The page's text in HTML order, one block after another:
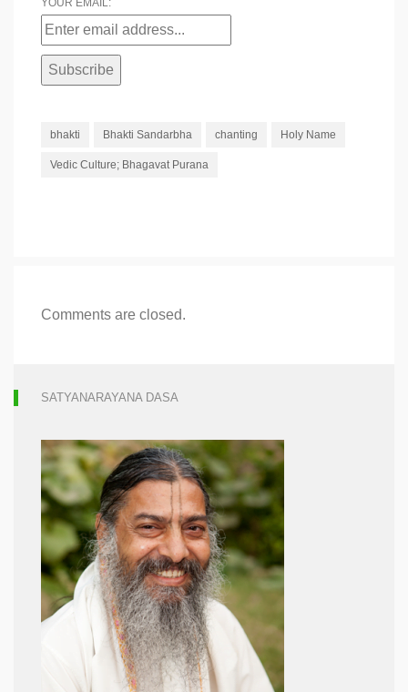
bhakti Bhakti Sandarbha chanting Holy Name
Vedic Culture; Bhagavat Purana
Comments are closed.
SATYANARAYANA DASA